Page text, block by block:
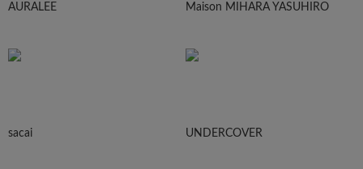
AURALEE Maison MIHARA YASUHIRO
sacai UNDERCOVER